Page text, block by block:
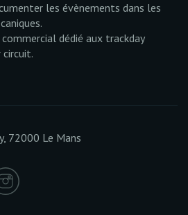
les évènements dans les
dédié aux trackday
72000 Le Mans